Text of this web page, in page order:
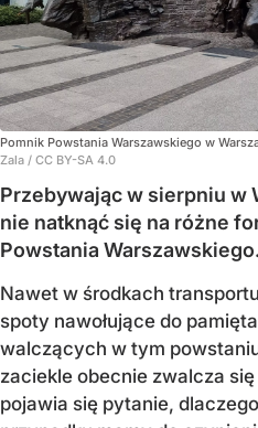
Pomnik Powstania Warszawskiego w
Zala / CC BY-SA 4.0
Przebywając w sierpniu w
nie natknąć się na różne
Powstania Warszawskiego.
Nawet w środkach
spoty nawołujące do
walczących w tym
zaciekle obecnie zwalcza
pojawia się pytanie,